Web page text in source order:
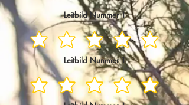
Leitbild Nummer 1
Leitbild Nummer 1